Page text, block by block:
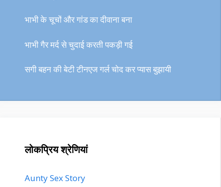
भाभी के चूचों और गांड का दीवाना बना
भाभी गैर मर्द से चुदाई करती पकड़ी गई
सगी बहन की बेटी टीनएज गर्ल चोद कर प्यास बुझायी
लोकप्रिय श्रेणियां
Aunty Sex Story